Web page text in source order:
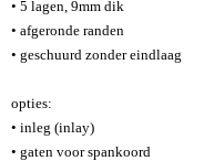
• 5 lagen, 9mm dik
• afgeronde randen
• geschuurd zonder eindlaag
opties:
• inleg (inlay)
• gaten voor spankoord